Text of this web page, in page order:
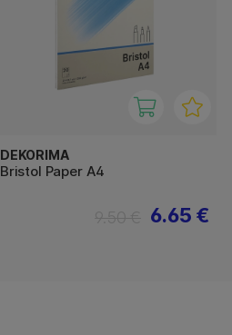
DEKORIMA
Bristol Paper A4
6.65 €